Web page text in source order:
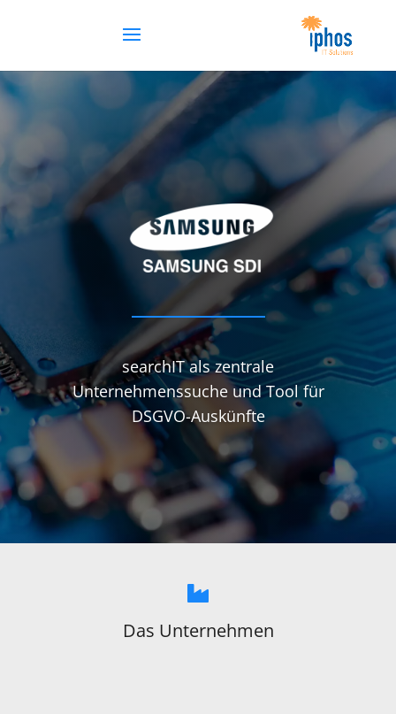
searchIT als zentrale
Unternehmenssuche und Tool für
DSGVO-Auskünfte
Das Unternehmen